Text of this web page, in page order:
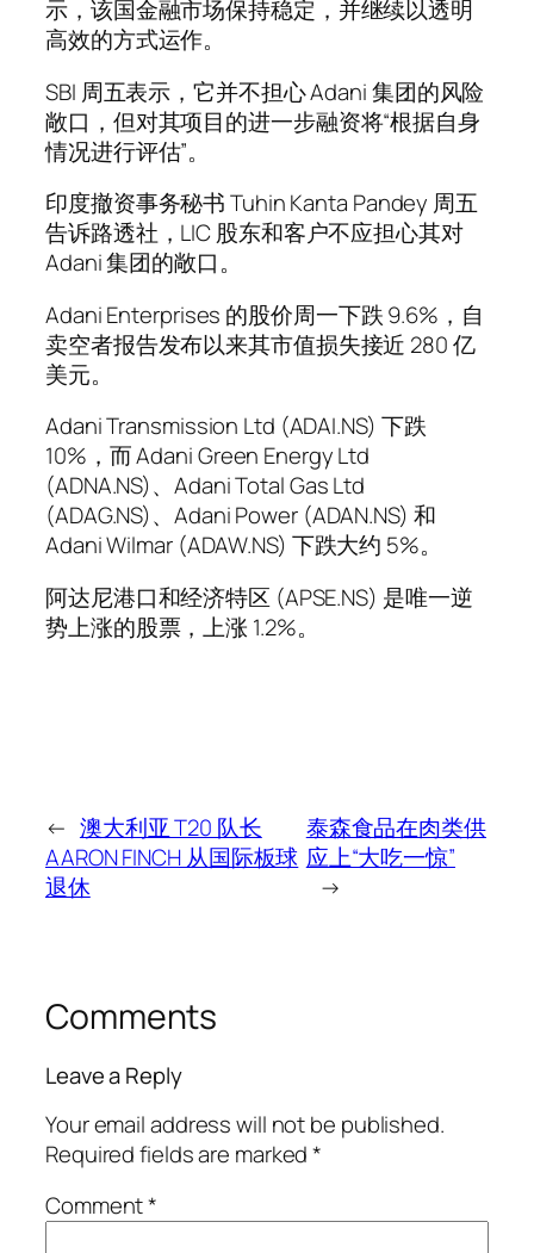
示，该国金融市场保持稳定，并继续以透明
高效的方式运作。
SBI 周五表示，它并不担心 Adani 集团的风险
敞口，但对其项目的进一步融资将“根据自身
情况进行评估”。
印度撤资事务秘书 Tuhin Kanta Pandey 周五
告诉路透社，LIC 股东和客户不应担心其对
Adani 集团的敞口。
Adani Enterprises 的股价周一下跌 9.6%，自
卖空者报告发布以来其市值损失接近 280 亿
美元。
Adani Transmission Ltd (ADAI.NS) 下跌
10%，而 Adani Green Energy Ltd
(ADNA.NS)、Adani Total Gas Ltd
(ADAG.NS)、Adani Power (ADAN.NS) 和
Adani Wilmar (ADAW.NS) 下跌大约 5%。
阿达尼港口和经济特区 (APSE.NS) 是唯一逆
势上涨的股票，上涨 1.2%。
← 澳大利亚 T20 队长
AARON FINCH 从国际板球
退休
泰森食品在肉类供
应上“大吃一惊”
→
Comments
Leave a Reply
Your email address will not be published.
Required fields are marked*
Comment*